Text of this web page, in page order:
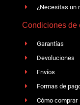
¿Necesitas un
Condiciones de
Garantías
Devoluciones
Envíos
Formas de
Cómo comprar